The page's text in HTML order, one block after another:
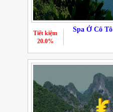
Spa Ở Cô Tô
Tiết kiệm
20.0%